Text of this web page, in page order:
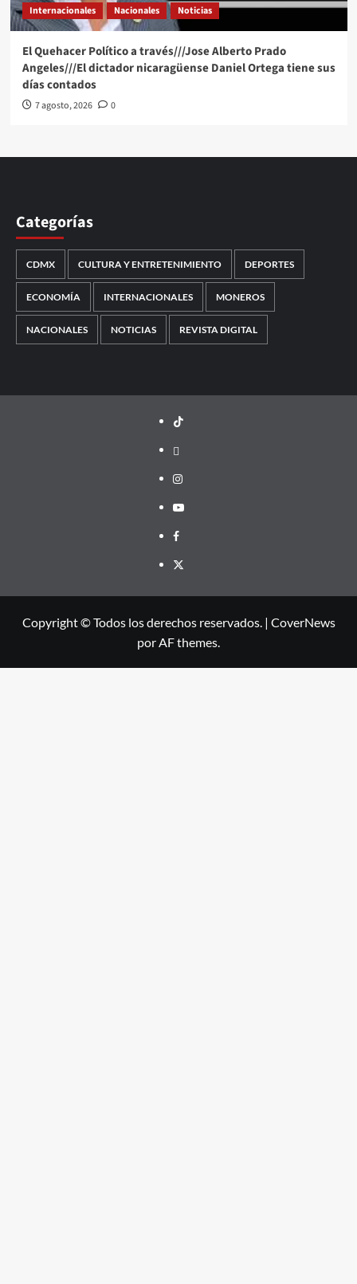
Internacionales Nacionales Noticias
El Quehacer Político a través///Jose Alberto Prado
Angeles///El dictador nicaragüense Daniel Ortega tiene sus
días contados
7 agosto, 2026 0
Categorías
CDMX CULTURA Y ENTRETENIMIENTO DEPORTES
ECONOMÍA INTERNACIONALES MONEROS
NACIONALES NOTICIAS REVISTA DIGITAL
TikTok
threads
Instagram
Youtube
Facebook
X
Copyright © Todos los derechos reservados. | CoverNews
por AF themes.